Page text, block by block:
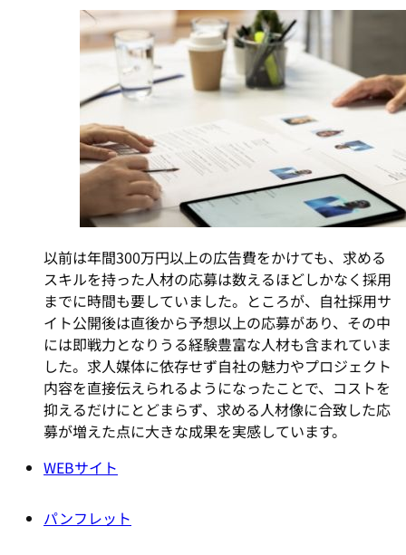
以前は年間300万円以上の広告費をかけても、求める
スキルを持った人材の応募は数えるほどしかなく採用
までに時間も要していました。ところが、自社採用サ
イト公開後は直後から予想以上の応募があり、その中
には即戦力となりうる経験豊富な人材も含まれていま
した。求人媒体に依存せず自社の魅力やプロジェクト
内容を直接伝えられるようになったことで、コストを
抑えるだけにとどまらず、求める人材像に合致した応
募が増えた点に大きな成果を実感しています。
WEBサイト
パンフレット